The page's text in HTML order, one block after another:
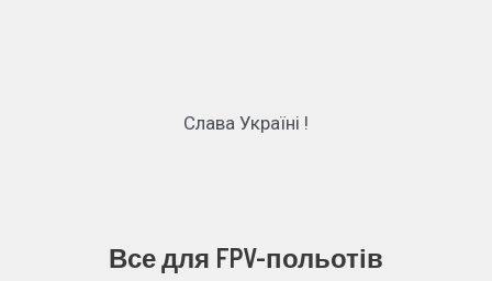
Слава Україні !
Все для FPV-польотів